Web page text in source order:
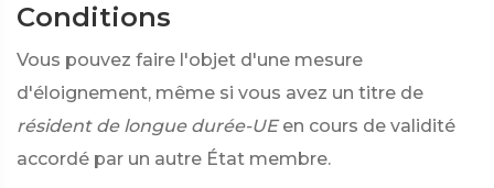
Conditions
Vous pouvez faire l'objet d'une mesure
d'éloignement, même si vous avez un titre de
résident de longue durée-UE en cours de validité
accordé par un autre État membre.